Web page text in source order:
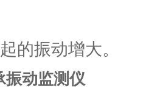
的振动增大。
振动监测仪